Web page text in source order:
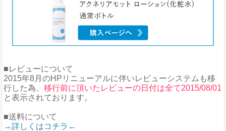
■レビューについて
2015年8月のHPリニューアルに伴いレビューシステムも移
行した為、 移行前に頂いたレビューの日付は全て2015/08/01
と表示されております。
■送料について
→詳しくはコチラ←